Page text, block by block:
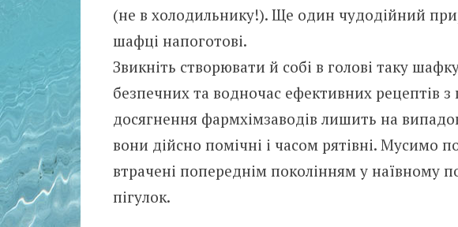
(не в холодильнику!). Ще один чудодійний
шафці напоготові.
Звикніть створювати й собі в голові таку
безпечних та водночас ефективних рецептів з
досягнення фармхімзаводів лишить на
вони дійсно помічні і часом рятівні. Мусимо
втрачені попереднім поколінням у наївному
пігулок.